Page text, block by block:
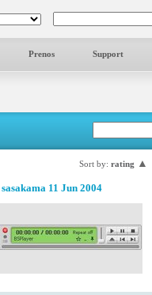
Prenos Support
Sort by: rating ▲
sasakama 11 Jun 2004